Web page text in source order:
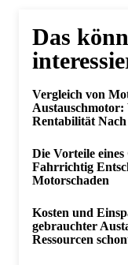
Das
Vergleich von
Rentabilität
Die Vorteile
Fahrrichtig
Motorschaden
Kosten und
gebrauchter
Ressourcen